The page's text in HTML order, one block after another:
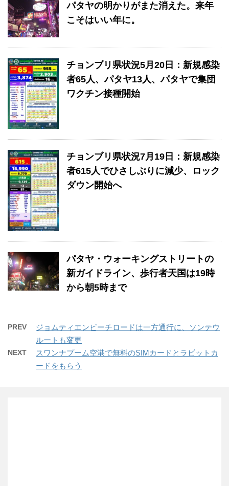
パタヤの明かりがまた消えた。来年
こそはいい年に。
チョンブリ県状況5月20日：新規感染
者65人、パタヤ13人、パタヤで集団
ワクチン接種開始
チョンブリ県状況7月19日：新規感染
者615人でひさしぶりに減少、ロック
ダウン開始へ
パタヤ・ウォーキングストリートの
新ガイドライン、歩行者天国は19時
から朝5時まで
PREV
ジョムティエンビーチロードは一方通行に、ソンテウ
ルートも変更
NEXT
スワンナプーム空港で無料のSIMカードとラビットカ
ードをもらう